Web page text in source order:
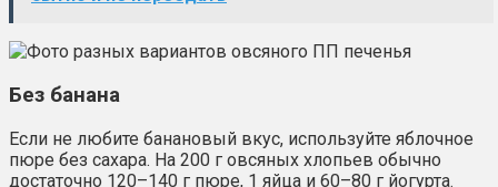
Без банана
Если не любите банановый вкус, используйте яблочное
пюре без сахара. На 200 г овсяных хлопьев обычно
достаточно 120–140 г пюре, 1 яйца и 60–80 г йогурта.